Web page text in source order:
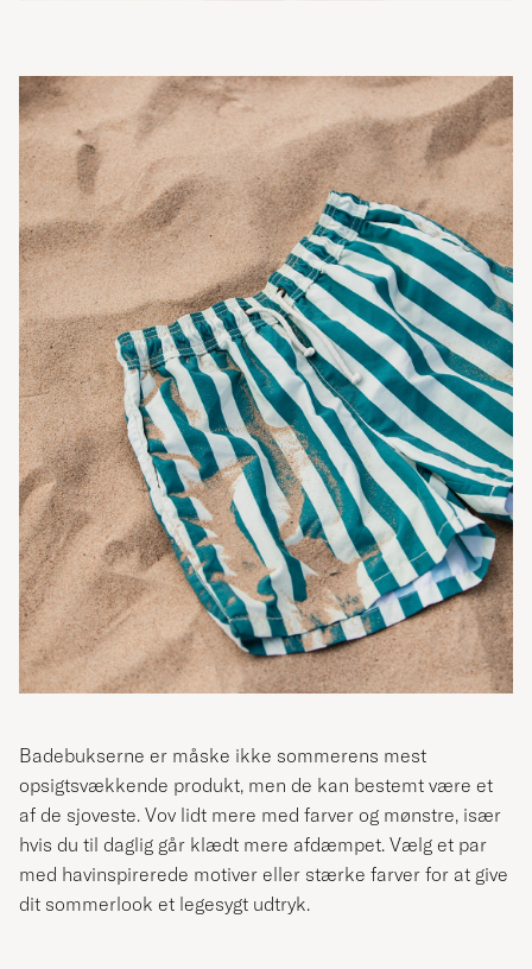
Badebukserne er måske ikke sommerens mest
opsigtsvækkende produkt, men de kan bestemt være et
af de sjoveste. Vov lidt mere med farver og mønstre, især
hvis du til daglig går klædt mere afdæmpet. Vælg et par
med havinspirerede motiver eller stærke farver for at give
dit sommerlook et legesygt udtryk.